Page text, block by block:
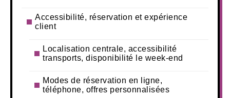
Accessibilité, réservation et expérience
client
Localisation centrale, accessibilité
transports, disponibilité le week-end
Modes de réservation en ligne,
téléphone, offres personnalisées